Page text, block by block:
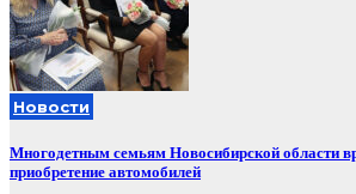
Новости
Многодетным семьям Новосибирской области
приобретение автомобилей